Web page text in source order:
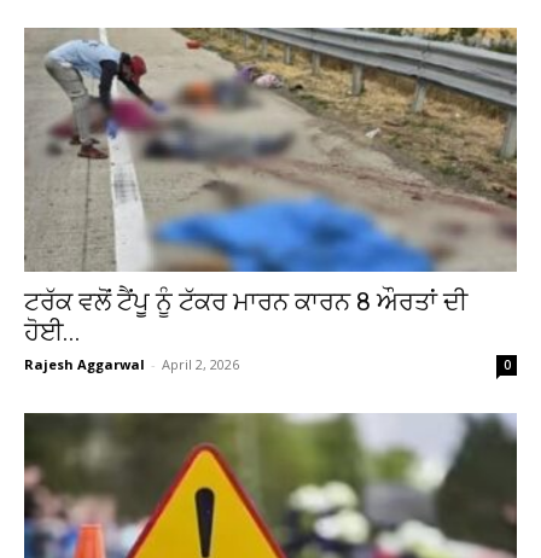
ਟਰੱਕ ਵਲੋਂ ਟੈਂਪੂ ਨੂੰ ਟੱਕਰ ਮਾਰਨ ਕਾਰਨ 8 ਔਰਤਾਂ ਦੀ
ਹੋਈ...
Rajesh Aggarwal - April 2, 2026 0